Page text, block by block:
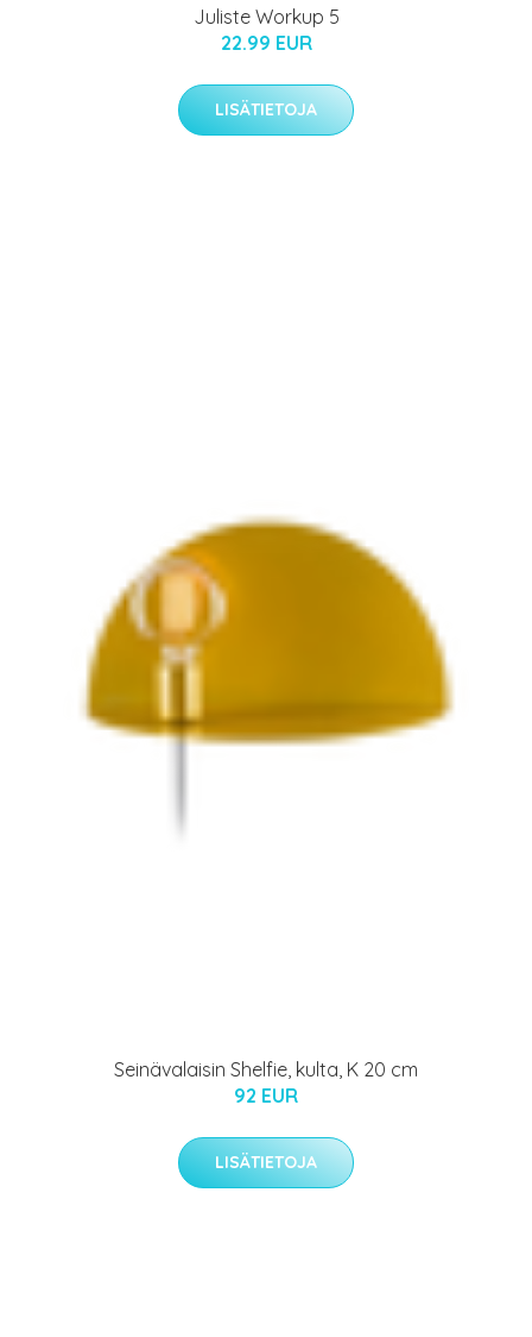
Juliste Workup 5
22.99 EUR
LISÄTIETOJA
Seinävalaisin Shelfie, kulta, K 20 cm
92 EUR
LISÄTIETOJA